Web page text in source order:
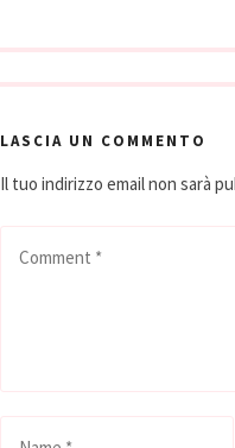
LASCIA UN COMMENTO
Il tuo indirizzo email non sarà